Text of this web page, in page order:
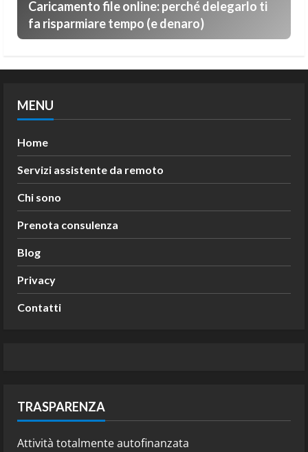
Caricamento file online: perché delegarlo ti
fa risparmiare tempo (e denaro)
MENU
Home
Servizi assistente da remoto
Chi sono
Prenota consulenza
Blog
Privacy
Contatti
TRASPARENZA
Attività totalmente autofinanzata